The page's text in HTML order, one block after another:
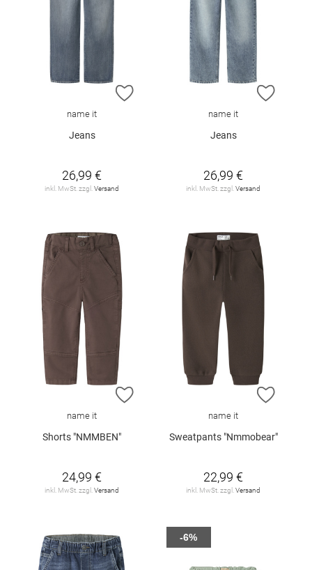
ZUR WUNSCHLISTE HINZUFÜGEN
name it
Jeans
26,99 €
inkl. MwSt. zzgl. Versand
ZUR
name it
Jeans
26,99 €
inkl. MwSt. zzgl. Versand
ZUR WUNSCHLISTE HINZUFÜGEN
name it
Shorts "NMMBEN"
24,99 €
inkl. MwSt. zzgl. Versand
ZUR
name it
Sweatpants "Nmmobear"
22,99 €
inkl. MwSt. zzgl. Versand
-6%